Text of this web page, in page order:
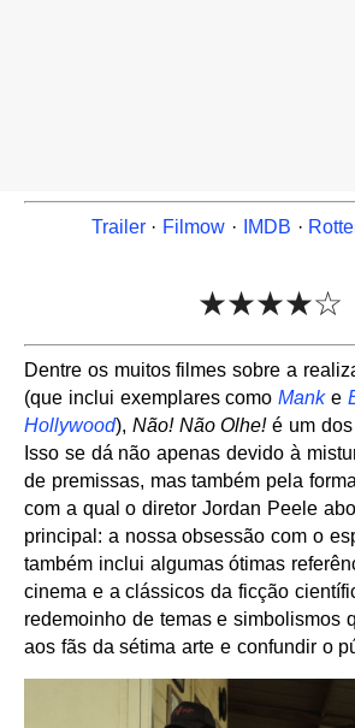
Trailer· Filmow · IMDB ·
★★★★☆
Dentre os muitos filmes sobre a
(que inclui exemplares comoManke
Hollywood), Não! Não Olhe!é um dos
Isso se dá não apenas devido à
de premissas, mas também pela
com a qual o diretor Jordan Peele
principal: a nossa obsessão com o
também inclui algumas ótimas
cinema e a clássicos da ficção
redemoinho de temas e simbolismos
aos fãs da sétima arte e confundir o